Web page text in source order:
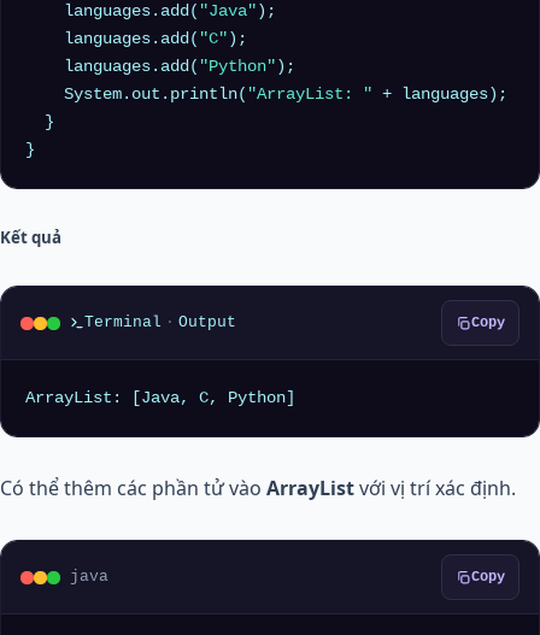
    languages.add(
"Java" );
    languages.add(
"C" );
    languages.add(
"Python" );
    System.out.println(
"ArrayList: " + languages);
  }
Kết quả
Terminal · Output Copy
ArrayList: [Java, C, Python]
Có thể thêm các phần tử vào ArrayListvới vị trí xác định.
java Copy